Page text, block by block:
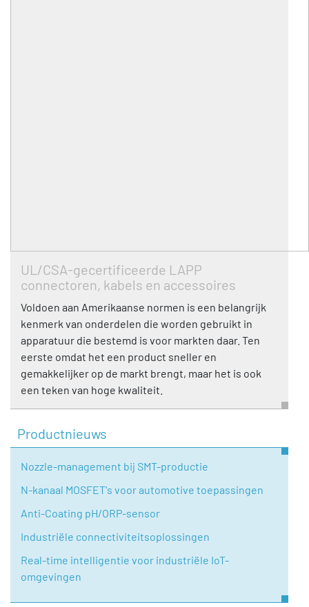
UL/CSA-gecertificeerde LAPP
connectoren, kabels en accessoires
Voldoen aan Amerikaanse normen is een belangrijk
kenmerk van onderdelen die worden gebruikt in
apparatuur die bestemd is voor markten daar. Ten
eerste omdat het een product sneller en
gemakkelijker op de markt brengt, maar het is ook
een teken van hoge kwaliteit.
Productnieuws
Nozzle-management bij SMT-productie
N-kanaal MOSFET's voor automotive toepassingen
Anti-Coating pH/ORP-sensor
Industriële connectiviteitsoplossingen
Real-time intelligentie voor industriële IoT-
omgevingen